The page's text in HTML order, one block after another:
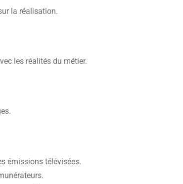
la réalisation.
les réalités du métier.
émissions télévisées.